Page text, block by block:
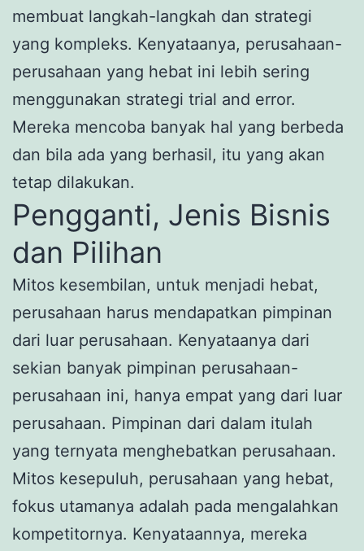
membuat langkah-langkah dan strategi
yang kompleks. Kenyataanya, perusahaan-
perusahaan yang hebat ini lebih sering
menggunakan strategi trial and error.
Mereka mencoba banyak hal yang berbeda
dan bila ada yang berhasil, itu yang akan
tetap dilakukan.
Pengganti, Jenis Bisnis
dan Pilihan
Mitos kesembilan, untuk menjadi hebat,
perusahaan harus mendapatkan pimpinan
dari luar perusahaan. Kenyataanya dari
sekian banyak pimpinan perusahaan-
perusahaan ini, hanya empat yang dari luar
perusahaan. Pimpinan dari dalam itulah
yang ternyata menghebatkan perusahaan.
Mitos kesepuluh, perusahaan yang hebat,
fokus utamanya adalah pada mengalahkan
kompetitornya. Kenyataannya, mereka